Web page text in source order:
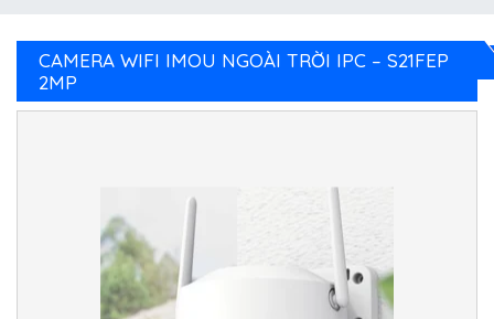
CAMERA WIFI IMOU NGOÀI TRỜI IPC – S21FEP
2MP